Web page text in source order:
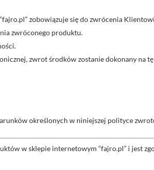
zobowiązuje się do zwrócenia
zwróconego produktu.
zwrot środków zostanie dokonany na
określonych w niniejszej polityce
w sklepie internetowym “fajro.pl” i jest